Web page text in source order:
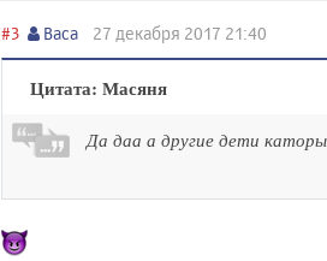
#3 Васа 27 декабря 2017 21:40
Цитата: Масяня
Да даа а другие дети